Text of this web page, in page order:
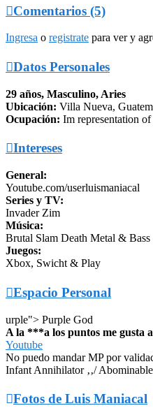
Comentarios (5)
Ingresa o registrate para ver y
Datos Personales
29 años, Masculino, Aries
Ubicación: Villa Nueva,
Ocupación: Im representation
Intereses
General:
Youtube.com/userluismaniacal
Series y TV:
Invader Zim
Música:
Brutal Slam Death Metal &
Juegos:
Xbox, Swicht & Play
Espacio Personal
urple"> Purple God
A la ***a los puntos me gusta
Youtube
No puedo mandar MP por
Infant Annihilator ‚‚/
Fotos de Luis Maniacal